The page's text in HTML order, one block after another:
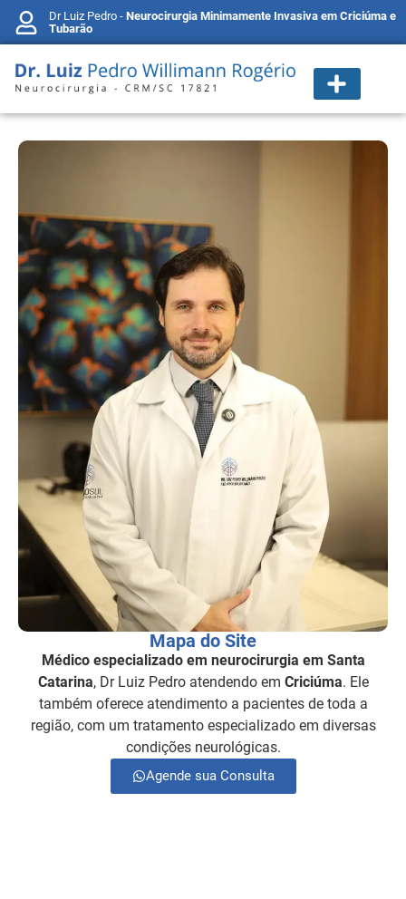
Dr Luiz Pedro - Neurocirurgia Minimamente Invasiva em Criciúma e
Tubarão
Mapa do Site
Médico especializado em neurocirurgia em Santa
Catarina, Dr Luiz Pedro atendendo em Criciúma. Ele
também oferece atendimento a pacientes de toda a
região, com um tratamento especializado em diversas
condições neurológicas.
Agende sua Consulta